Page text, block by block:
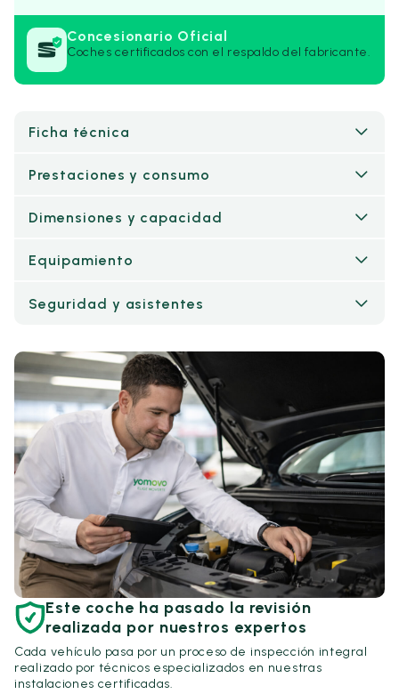
Concesionario Oficial
Coches certificados con el respaldo del fabricante.
Ficha técnica
Prestaciones y consumo
Dimensiones y capacidad
Equipamiento
Seguridad y asistentes
Este coche ha pasado la revisión
realizada por nuestros expertos
Cada vehículo pasa por un proceso de inspección integral
realizado por técnicos especializados en nuestras
instalaciones certificadas.